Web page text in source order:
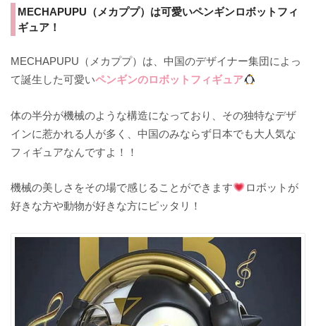
MECHAPUPU（メカププ）は可愛いペンギンロボットフィ
ギュア！
MECHAPUPU（メカププ）は、中国のデザイナー集団によっ
て誕生した可愛いペンギンのロボットフィギュア
体の半分が機械のような構造になっており、その独特なデザ
インに惹かれる人が多く、中国のみならず日本でも大人気な
フィギュアなんですよ！！
機械の美しさをその場で感じることができます
ロボットが
好きな方や動物が好きな方にピッタリ！